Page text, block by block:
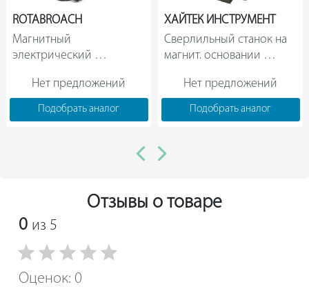
пластмассовом кейсе для переноски и компактного
хранения.
ROTABROACH
Магнитный
электрический
Rotabroach ELEMENT 100
4992
Нет предложений
Подобрать аналог
ХАЙТЕК ИНСТРУМЕНТ
Сверлильный станок на
магнит. основании
MBA100 211 09
Нет предложений
Подобрать аналог
Отзывы о товаре
0 из 5
Оценок: 0